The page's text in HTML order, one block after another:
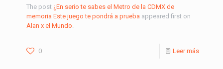
The post ¿En serio te sabes el Metro de la CDMX de
memoria Este juego te pondrá a prueba appeared first on
Alan x el Mundo.
0 Leer más